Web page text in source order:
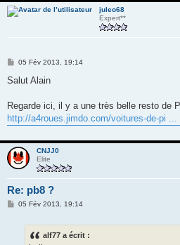
juleo68
Expert**
M
s
g
e
05 Fév 2013, 19:14
Salut Alain
Regarde ici, il y a une très belle resto de
http://a4roues.jimdo.com/voitures-de-pi ...
CNJJ0
Elite
Re: pb8 ?
M05 Fév 2013, 19:14
alf77 a écrit :